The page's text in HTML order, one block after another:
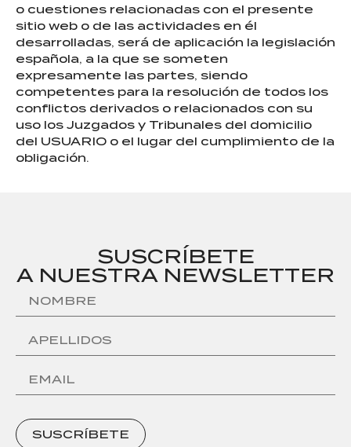
o cuestiones relacionadas con el presente
sitio web o de las actividades en él
desarrolladas, será de aplicación la legislación
española, a la que se someten
expresamente las partes, siendo
competentes para la resolución de todos los
conflictos derivados o relacionados con su
uso los Juzgados y Tribunales del domicilio
del USUARIO o el lugar del cumplimiento de la
obligación.
SUSCRÍBETE
A NUESTRA NEWSLETTER
SUSCRÍBETE